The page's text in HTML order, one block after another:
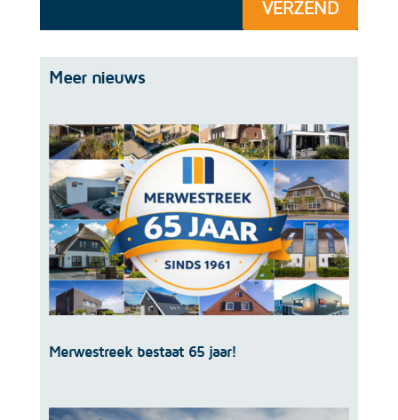
VERZEND
Meer nieuws
Merwestreek bestaat 65 jaar!